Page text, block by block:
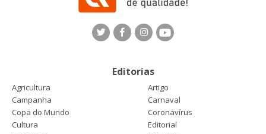
Editorias
Agricultura
Artigo
Campanha
Carnaval
Copa do Mundo
Coronavírus
Cultura
Editorial